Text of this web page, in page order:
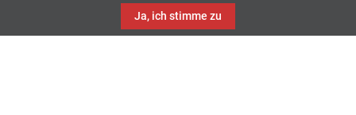
Ja, ich stimme zu